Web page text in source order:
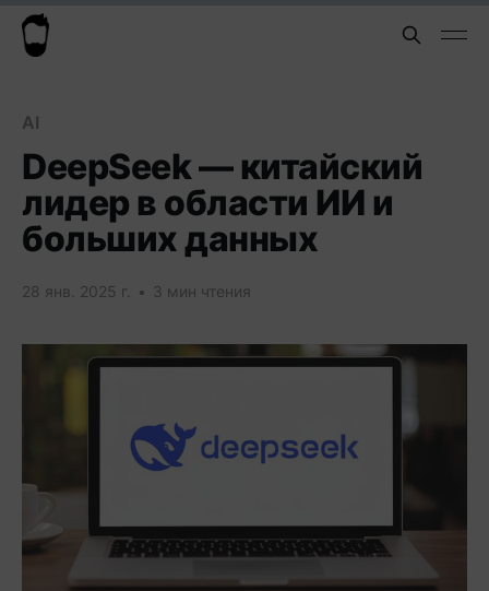
AI
DeepSeek — китайский
лидер в области ИИ и
больших данных
28 янв. 2025 г. • 3 мин чтения